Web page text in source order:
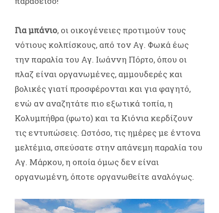
Για μπάνιο, οι οικογένειες προτιμούν τους
νότιους κολπίσκους, από τον Αγ. Φωκά έως
την παραλία του Αγ. Ιωάννη Πόρτο, όπου οι
πλαζ είναι οργανωμένες, αμμουδερές και
βολικές γιατί προσφέρονται και για φαγητό,
ενώ αν αναζητάτε πιο εξωτικά τοπία, η
Κολυμπήθρα (φωτο) και τα Κιόνια κερδίζουν
τις εντυπώσεις. Ωστόσο, τις ημέρες με έντονα
μελτέμια, σπεύσατε στην απάνεμη παραλία του
Αγ. Μάρκου, η οποία όμως δεν είναι
οργανωμένη, όποτε οργανωθείτε αναλόγως.